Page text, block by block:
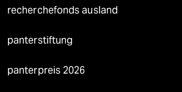
recherchefonds ausland
panterstiftung
panterpreis 2026